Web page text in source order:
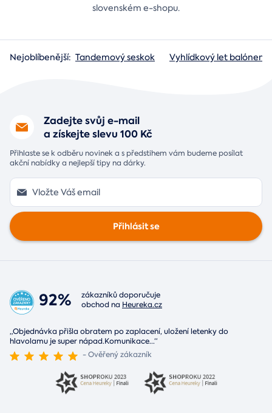
slovenském e-shopu.
Nejoblíbenější: Tandemový seskok Vyhlídkový let balónem
Zadejte svůj e-mail
a získejte slevu 100 Kč
Přihlaste se k odběru novinek a s předstihem vám budeme posílat
akční nabídky a nejlepší tipy na dárky.
Přihlásit se
92%
zákazníků doporučuje
obchod na Heureka.cz
„Objednávka přišla obratem po zaplacení, uložení letenky do
hlavolamu je super nápad.Komunikace...“
- Ověřený zákazník